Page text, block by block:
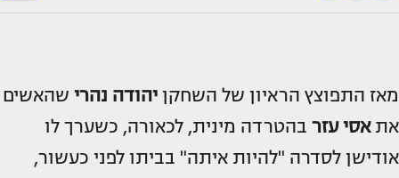
מאז התפוצץ הראיון של השחקן יהודה נהרי שהאשים
את אסי עזר בהטרדה מינית, לכאורה, כשערך לו
אודישן לסדרה "להיות איתה" בביתו לפני כעשור,